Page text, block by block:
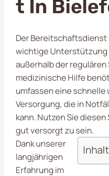
T In
Der
wichtige Unterstützung
außerhalb der
medizinische Hilfe
umfassen eine
Versorgung, die in
kann. Nutzen Sie
gut versorgt zu sein.
Dank unserer
langjährigen
Erfahrung im